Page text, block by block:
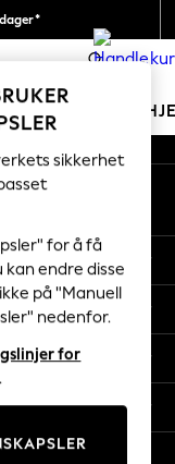
0
sikkerhet
for å få
kan endre disse
på "Manuell
nedenfor.
for
.